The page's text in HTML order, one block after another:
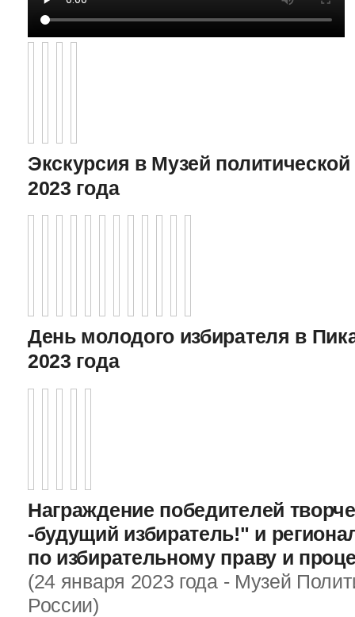
Экскурсия в Музей
2023 года
День молодого избирателя в
2023 года
Награждение победителей
-будущий избиратель!" и
по избирательному праву и
(24 января 2023 года - Музей
России)